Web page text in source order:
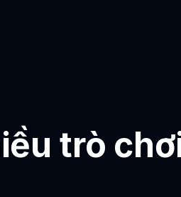
trò